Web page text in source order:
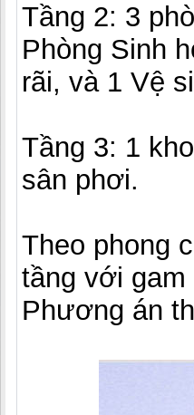
Tầng 2: 3
Phòng Sinh
rãi, và 1 Vệ
Tầng 3: 1
sân phơi.
Theo phong
tầng với
Phương án